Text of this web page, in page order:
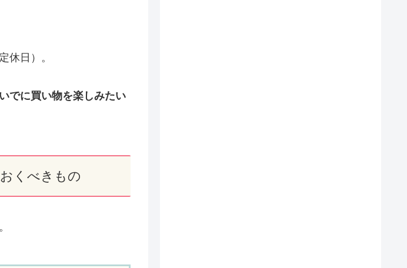
休日）。
でに買い物を楽しみたい
くべきもの